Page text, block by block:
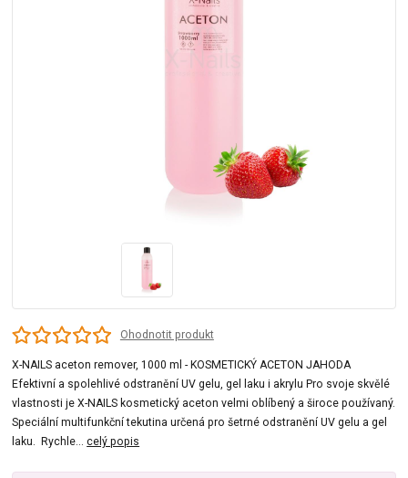
Ohodnotit produkt
X-NAILS aceton remover, 1000 ml - KOSMETICKÝ ACETON JAHODA
Efektivní a spolehlivé odstranění UV gelu, gel laku i akrylu Pro svoje skvělé
vlastnosti je X-NAILS kosmetický aceton velmi oblíbený a široce používaný.
Speciální multifunkční tekutina určená pro šetrné odstranění UV gelu a gel
laku. Rychle...celý popis